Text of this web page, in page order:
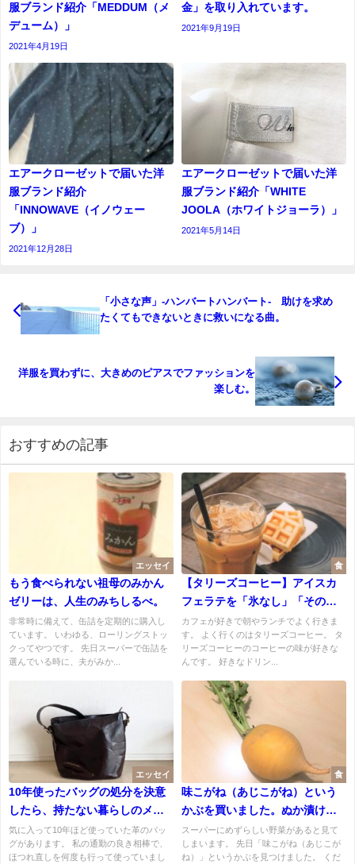
服ブランド紹介「MEDDUM（メ
デューム）」
2021年4月19日
金」を取り入れています。
2021年9月19日
エアークローゼットで届いた洋
服ブランド紹介
「INNOWAVE（イノウェー
ブ）」
2021年12月28日
エアークローゼットで届いた洋
服ブランド紹介「WHITE
JOOLA（ホワイトジョーラ）」
2021年5月14日
「小さな声」-ハンバートハンバート- 助けを求め
たくてもできないときに救いになる曲。
洋服を買わずに、大きめのピアスでファッションを
楽しむ。
おすすめの記事
エッセイ
もう食べられない祖母のみかん
ゼリーは、人生のみちしるべ。
非常時に備えて、缶詰を定期的に購入し
ています。 いわゆる、ローリングストッ
クってやつです。 先日スーパーで缶詰を
選んでいる時に、夫がみか...
食
【タリーズコーヒー】アイスカ
フェラテを「氷なし」「その分
ミルク多め」で頼むのが気に入
っています
カフェが好きで朝やランチでよく行きま
す。 よく行くのはタリーズコーヒー。 タ
リーズコーヒーのコーヒーの味が好きな
んです。 好きなドリン...
エッセイ
10年使ったバッグの処分を決意
したら、持たない暮らしのメリ
ット再確認しました。
気に入って10年ほど使っていた革のバッ
グがあります。 私の通勤の良き相棒で、
ほつれ直しを何度も行って使っていまし
食
味こがね（あじこがね）という
かぶを買いました。ぬか漬けに
するとおいしい！
スーパーにめずらしい野菜があると見て
しまいます。 先日「味こがね（あじこが
ね）」というかぶを見つけました。 くだ